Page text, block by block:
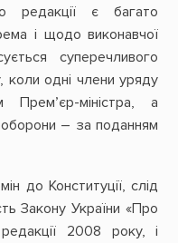
є багато
і щодо виконавчої
суперечливого
коли одні члени уряду
міністра, а
оборони – за поданням
до Конституції, слід
Закону України «Про
редакції 2008 року, і